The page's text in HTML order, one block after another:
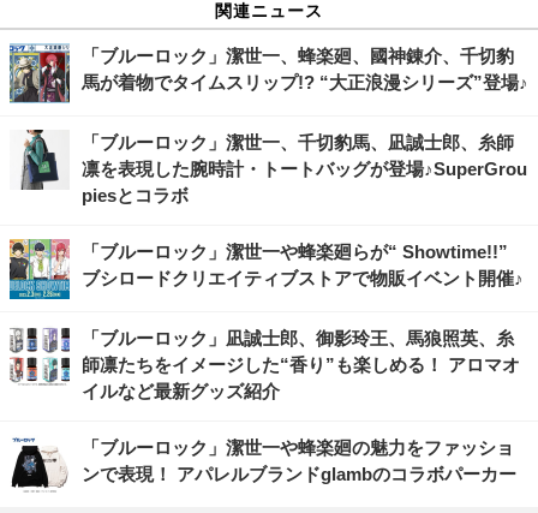
関連ニュース
「ブルーロック」潔世一、蜂楽廻、國神錬介、千切豹
馬が着物でタイムスリップ!? “大正浪漫シリーズ”登場♪
「ブルーロック」潔世一、千切豹馬、凪誠士郎、糸師
凛を表現した腕時計・トートバッグが登場♪SuperGrou
piesとコラボ
「ブルーロック」潔世一や蜂楽廻らが“ Showtime!!”
ブシロードクリエイティブストアで物販イベント開催♪
「ブルーロック」凪誠士郎、御影玲王、馬狼照英、糸
師凛たちをイメージした“香り”も楽しめる！ アロマオ
イルなど最新グッズ紹介
「ブルーロック」潔世一や蜂楽廻の魅力をファッショ
ンで表現！ アパレルブランドglambのコラボパーカー